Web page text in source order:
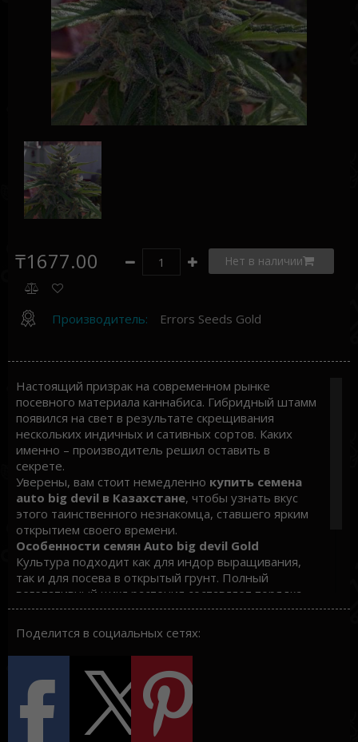
₸1677.00 Нет в наличии
Производитель: Errors Seeds Gold
Настоящий призрак на современном рынке
посевного материала каннабиса. Гибридный штамм
появился на свет в результате скрещивания
нескольких индичных и сативных сортов. Каких
именно – производитель решил оставить в
секрете.
Уверены, вам стоит немедленно купить семена
auto big devil в Казахстане, чтобы узнать вкус
этого таинственного незнакомца, ставшего ярким
открытием своего времени.
Особенности семян Auto big devil Gold
Культура подходит как для индор выращивания,
так и для посева в открытый грунт. Полный
вегетативный цикл растения составляет порядка
11,5 месяцев, 7-9 из которых – это период
цветения и созревания шишек. Компактные
кустарники достигают роста не более полутора
метров и дают средний урожай с каждой особи -
порядка 50 грамм чистых шишек.
Поделится в социальных сетях: